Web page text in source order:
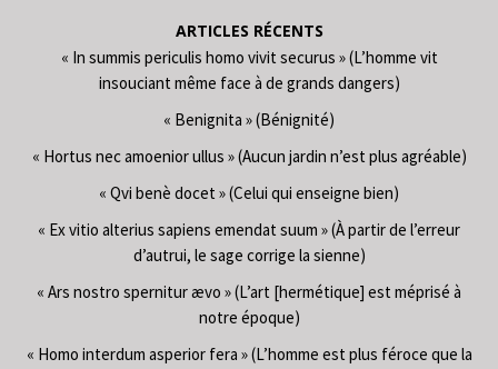
ARTICLES RÉCENTS
« In summis periculis homo vivit securus » (L’homme vit
insouciant même face à de grands dangers)
« Benignita » (Bénignité)
« Hortus nec amoenior ullus » (Aucun jardin n’est plus agréable)
« Qvi benè docet » (Celui qui enseigne bien)
« Ex vitio alterius sapiens emendat suum » (À partir de l’erreur
d’autrui, le sage corrige la sienne)
« Ars nostro spernitur ævo » (L’art [hermétique] est méprisé à
notre époque)
« Homo interdum asperior fera » (L’homme est plus féroce que la